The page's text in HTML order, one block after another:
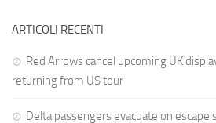
ARTICOLI RECENTI
Red Arrows cancel upcoming UK
returning from US tour
Delta passengers evacuate on